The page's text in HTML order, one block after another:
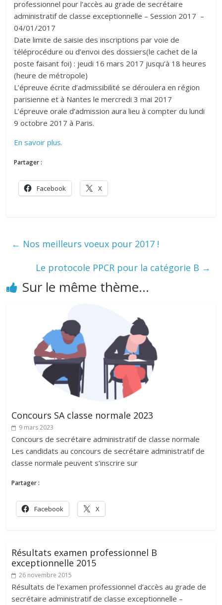
professionnel pour l’accès au grade de secrétaire
administratif de classe exceptionnelle – Session 2017 –
04/01/2017
Date limite de saisie des inscriptions par voie de
téléprocédure ou d’envoi des dossiers(le cachet de la
poste faisant foi) : jeudi 16 mars 2017 jusqu’à 18 heures
(heure de métropole)
L’épreuve écrite d’admissibilité se déroulera en région
parisienne et à Nantes le mercredi 3 mai 2017
L’épreuve orale d’admission aura lieu à compter du lundi
9 octobre 2017 à Paris.
En savoir plus.
Partager :
Facebook X
← Nos meilleurs voeux pour 2017 !
Le protocole PPCR pour la catégorie B →
Sur le même thème...
Concours SA classe normale 2023
9 mars 2023
Concours de secrétaire administratif de classe normale
Les candidats au concours de secrétaire administratif de
classe normale peuvent s’inscrire sur
Partager :
Facebook X
Résultats examen professionnel B
exceptionnelle 2015
26 novembre 2015
Résultats de l’examen professionnel d’accès au grade de
secrétaire administratif de classe exceptionnelle –